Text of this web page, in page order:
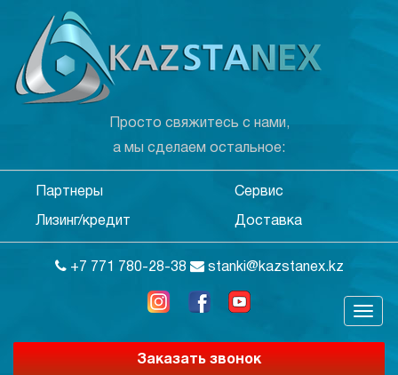
Просто свяжитесь с нами,
а мы сделаем остальное:
Партнеры Сервис
Лизинг/кредит Доставка
+7 771 780-28-38 stanki@kazstanex.kz
Заказать звонок